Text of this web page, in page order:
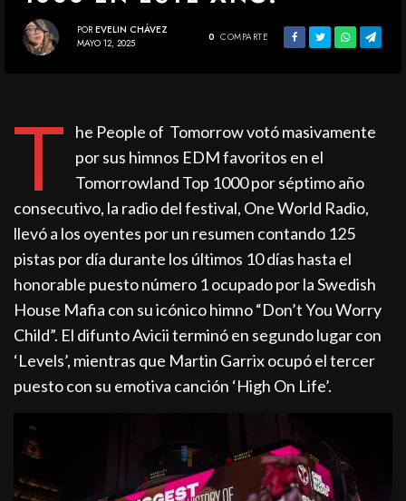
POR EVELIN CHÁVEZ
MAYO 12, 2025
0 COMPARTE
T
he People of Tomorrow votó masivamente
por sus himnos EDM favoritos en el
Tomorrowland Top 1000 por séptimo año
consecutivo, la radio del festival, One World Radio,
llevó a los oyentes por un resumen contando 125
pistas por día durante los últimos 10 días hasta el
honorable puesto número 1 ocupado por la Swedish
House Mafia con su icónico himno “Don’t You Worry
Child”. El difunto Avicii terminó en segundo lugar con
‘Levels’, mientras que Martin Garrix ocupó el tercer
puesto con su emotiva canción ‘High On Life’.